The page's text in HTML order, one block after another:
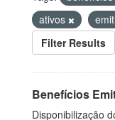
ativos
Filter Results
Benefícios
Disponibilização